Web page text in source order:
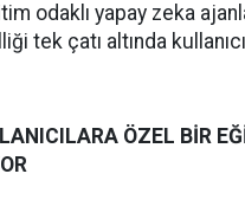
odaklı yapay zeka
tek çatı altında
ÖZEL BİR